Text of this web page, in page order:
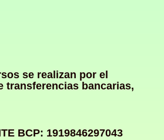
se realizan por el
transferencias bancarias,
BCP: 1919846297043